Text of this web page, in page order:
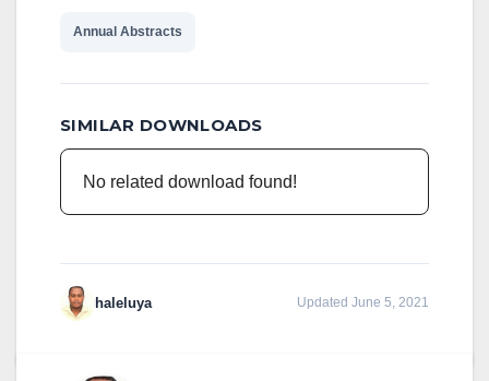
Annual Abstracts
SIMILAR DOWNLOADS
No related download found!
haleluya Updated June 5, 2021